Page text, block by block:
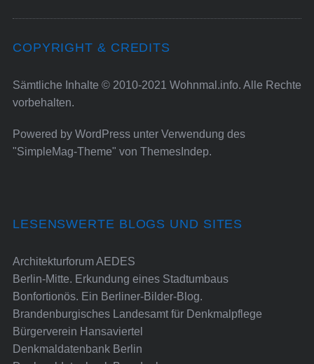
COPYRIGHT & CREDITS
Sämtliche Inhalte © 2010-2021 Wohnmal.info. Alle Rechte
vorbehalten.
Powered by WordPressunter Verwendung des
"SimpleMag-Theme" von ThemesIndep.
LESENSWERTE BLOGS UND SITES
Architekturforum AEDES
Berlin-Mitte. Erkundung eines Stadtumbaus
Bonfortionös. Ein Berliner-Bilder-Blog.
Brandenburgisches Landesamt für Denkmalpflege
Bürgerverein Hansaviertel
Denkmaldatenbank Berlin